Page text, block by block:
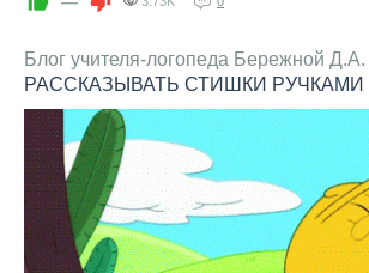
Блог учителя-логопеда Бережной Д.А.
РАССКАЗЫВАТЬ СТИШКИ РУЧКАМИ